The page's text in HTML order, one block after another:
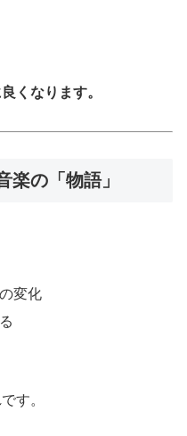
くなります。
楽の「物語」
変化
す。